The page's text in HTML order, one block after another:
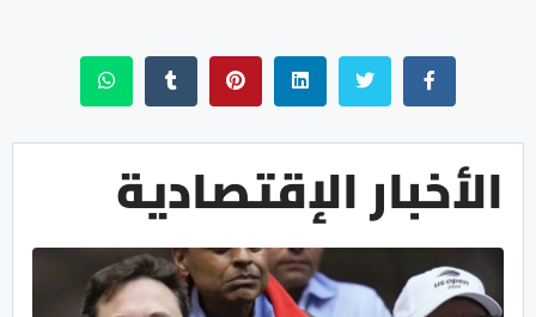
الأخبار الإقتصادية